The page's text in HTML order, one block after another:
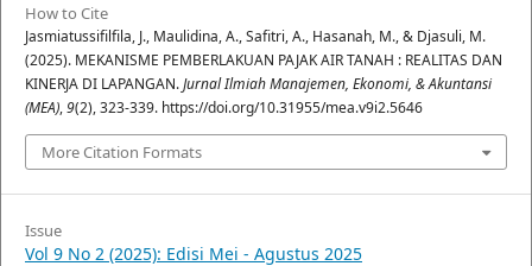
How to Cite
Jasmiatussifilfila, J., Maulidina, A., Safitri, A., Hasanah, M., & Djasuli, M.
(2025). MEKANISME PEMBERLAKUAN PAJAK AIR TANAH : REALITAS DAN
KINERJA DI LAPANGAN.Jurnal Ilmiah Manajemen, Ekonomi, & Akuntansi
(MEA),9(2), 323-339. https://doi.org/10.31955/mea.v9i2.5646
More Citation Formats
Issue
Vol 9 No 2 (2025): Edisi Mei - Agustus 2025